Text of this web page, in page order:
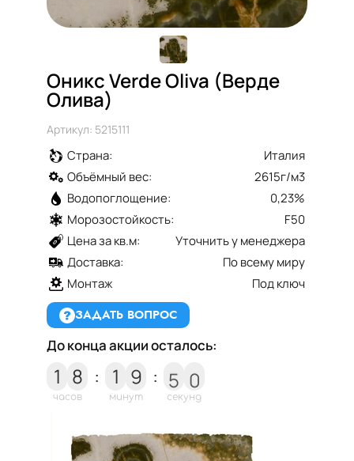
Оникс Verde Oliva (Верде
Олива)
Страна:
Италия
Объёмный вес:
2615г/м3
Водопоглощение:
0,23%
Морозостойкость:
F50
Цена за кв.м:
Уточнить у менеджера
Доставка:
По всему миру
Монтаж
Под ключ
Артикул: 5215111
ЗАДАТЬ ВОПРОС
До конца акции осталось:
1 8 :
часов
1 9 :
минут 5
4
0
9
секунд